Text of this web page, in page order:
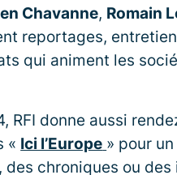
Chavanne, Romain
reportages,
qui animent les
RFI donne aussi
« Ici l’Europe » pour
chroniques ou